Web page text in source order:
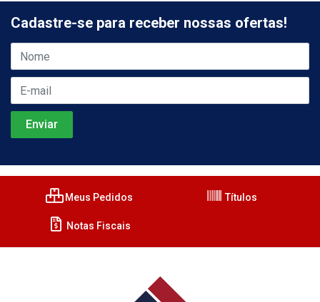
Cadastre-se para receber nossas ofertas!
Meus Pedidos Títulos
Notas Fiscais